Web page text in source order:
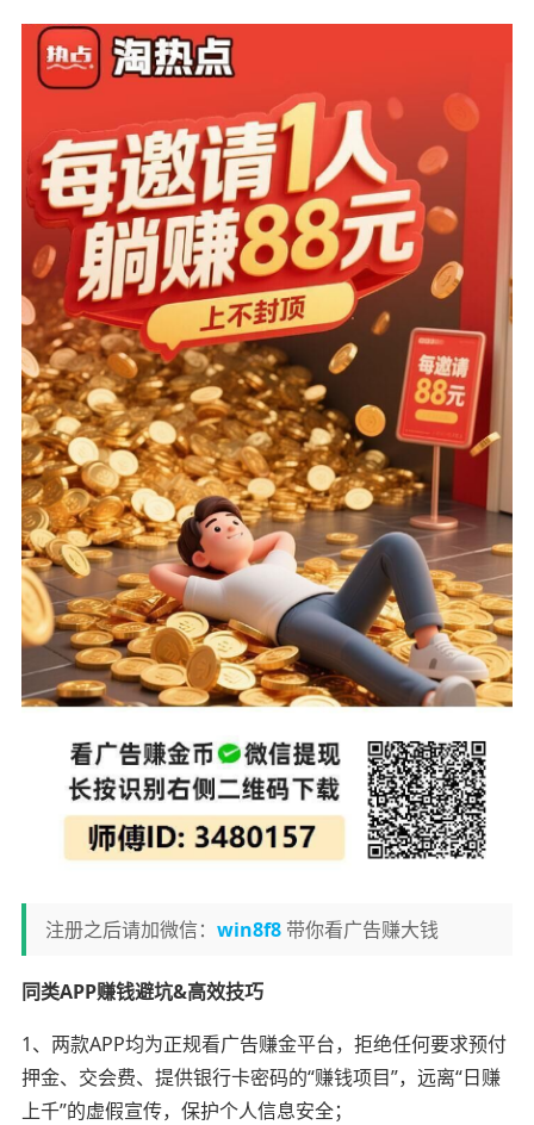
注册之后请加微信： win8f8带你看广告赚大钱
同类APP赚钱避坑&高效技巧
1、两款APP均为正规看广告赚金平台，拒绝任何要求预付
押金、交会费、提供银行卡密码的“赚钱项目”，远离“日赚
上千”的虚假宣传，保护个人信息安全；